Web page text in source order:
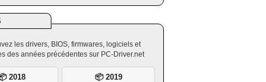
les drivers, BIOS, firmwares, logiciels et
des années précédentes sur PC-Driver.net
2018 📦 2019